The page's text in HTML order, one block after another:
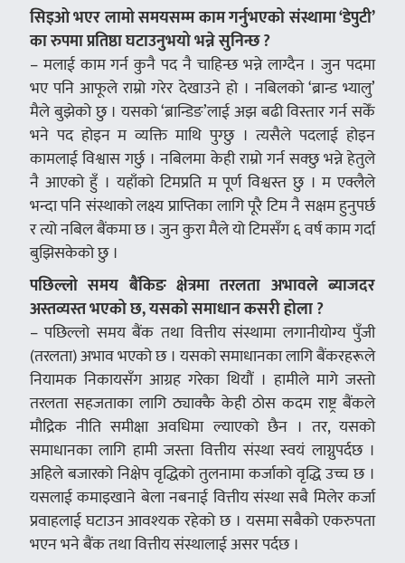
सिइओ भएर लामो समयसम्म काम गर्नुभएको संस्थामा ‘डेपुटी’
का रुपमा प्रतिष्ठा घटाउनुभयो भन्ने सुनिन्छ ?
– मलाई काम गर्न कुनै पद नै चाहिन्छ भन्ने लाग्दैन । जुन पदमा
भए पनि आफूले राम्रो गरेर देखाउने हो । नबिलको ‘ब्रान्ड भ्यालु’
मैले बुझेको छु । यसको ‘ब्रान्डिङ’लाई अझ बढी विस्तार गर्न सकेँ
भने पद होइन म व्यक्ति माथि पुग्छु । त्यसैले पदलाई होइन
कामलाई विश्वास गर्छु । नबिलमा केही राम्रो गर्न सक्छु भन्ने हेतुले
नै आएको हुँ । यहाँको टिमप्रति म पूर्ण विश्वस्त छु । म एक्लैले
भन्दा पनि संस्थाको लक्ष्य प्राप्तिका लागि पूरै टिम नै सक्षम हुनुपर्छ
र त्यो नबिल बैंकमा छ । जुन कुरा मैले यो टिमसँग ६ वर्ष काम गर्दा
बुझिसकेको छु ।
पछिल्लो समय बैंकिङ क्षेत्रमा तरलता अभावले ब्याजदर
अस्तव्यस्त भएको छ, यसको समाधान कसरी होला ?
– पछिल्लो समय बैंक तथा वित्तीय संस्थामा लगानीयोग्य पुँजी
(तरलता) अभाव भएको छ । यसको समाधानका लागि बैंकरहरूले
नियामक निकायसँग आग्रह गरेका थियौं । हामीले मागे जस्तो
तरलता सहजताका लागि ठ्याक्कै केही ठोस कदम राष्ट्र बैंकले
मौद्रिक नीति समीक्षा अवधिमा ल्याएको छैन । तर, यसको
समाधानका लागि हामी जस्ता वित्तीय संस्था स्वयं लाग्नुपर्दछ ।
अहिले बजारको निक्षेप वृद्धिको तुलनामा कर्जाको वृद्धि उच्च छ ।
यसलाई कमाइखाने बेला नबनाई वित्तीय संस्था सबै मिलेर कर्जा
प्रवाहलाई घटाउन आवश्यक रहेको छ । यसमा सबैको एकरुपता
भएन भने बैंक तथा वित्तीय संस्थालाई असर पर्दछ ।